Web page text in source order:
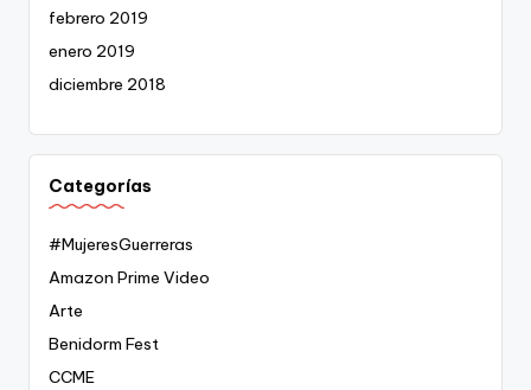
febrero 2019
enero 2019
diciembre 2018
Categorías
#MujeresGuerreras
Amazon Prime Video
Arte
Benidorm Fest
CCME